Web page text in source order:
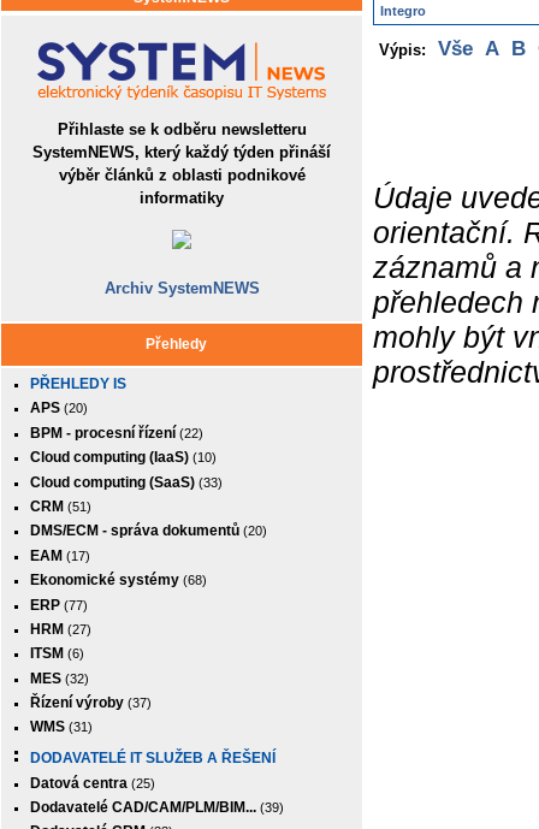
Přihlaste se k odběru newsletteru
SystemNEWS, který každý týden přináší
výběr článků z oblasti podnikové
informatiky
Archiv SystemNEWS
Přehledy
PŘEHLEDY IS
APS (20)
BPM - procesní řízení (22)
Cloud computing (IaaS) (10)
Cloud computing (SaaS) (33)
CRM (51)
DMS/ECM - správa dokumentů (20)
EAM (17)
Ekonomické systémy (68)
ERP (77)
HRM (27)
ITSM (6)
MES (32)
Řízení výroby (37)
WMS (31)
DODAVATELÉ IT SLUŽEB A ŘEŠENÍ
Datová centra (25)
Dodavatelé CAD/CAM/PLM/BIM... (39)
Integro
Výpis: Vše A B
Údaje
orientační.
záznamů a
přehledech
mohly být